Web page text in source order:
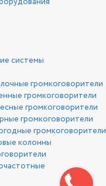
системы
громкоговорители
громкоговорители
громкоговорители
громкоговорители
громкоговорители
колонны